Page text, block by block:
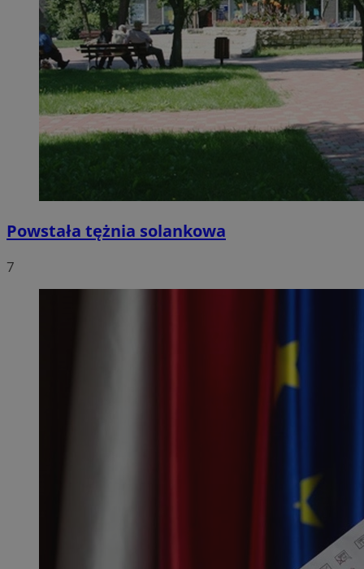
Powstała tężnia solankowa
7